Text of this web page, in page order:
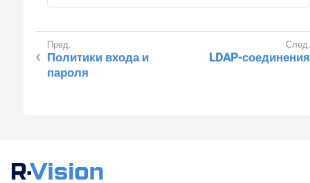
Политики входа и
пароля
LDAP-соединения